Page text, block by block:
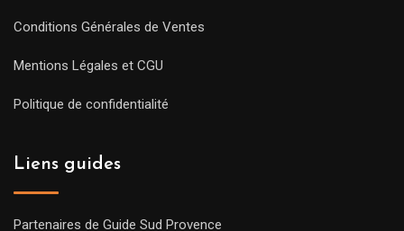
Conditions Générales de Ventes
Mentions Légales et CGU
Politique de confidentialité
Liens guides
Partenaires de Guide Sud Provence